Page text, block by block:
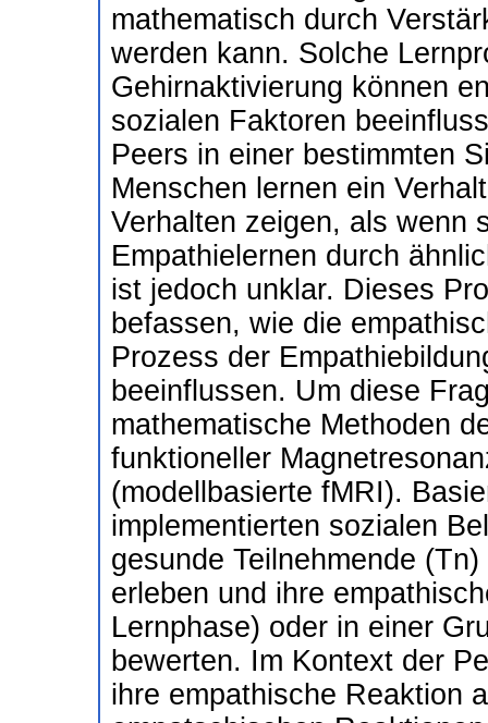
mathematisch durch
werden kann. Solche
Gehirnaktivierung können
sozialen Faktoren
Peers in einer bestimmten
Menschen lernen ein
Verhalten zeigen, als wenn
Empathielernen durch
ist jedoch unklar. Dieses
befassen, wie die
Prozess der
beeinflussen. Um diese
mathematische Methoden
funktioneller
(modellbasierte fMRI).
implementierten sozialen
gesunde Teilnehmende
erleben und ihre
Lernphase) oder in einer
bewerten. Im Kontext der
ihre empathische Reaktion